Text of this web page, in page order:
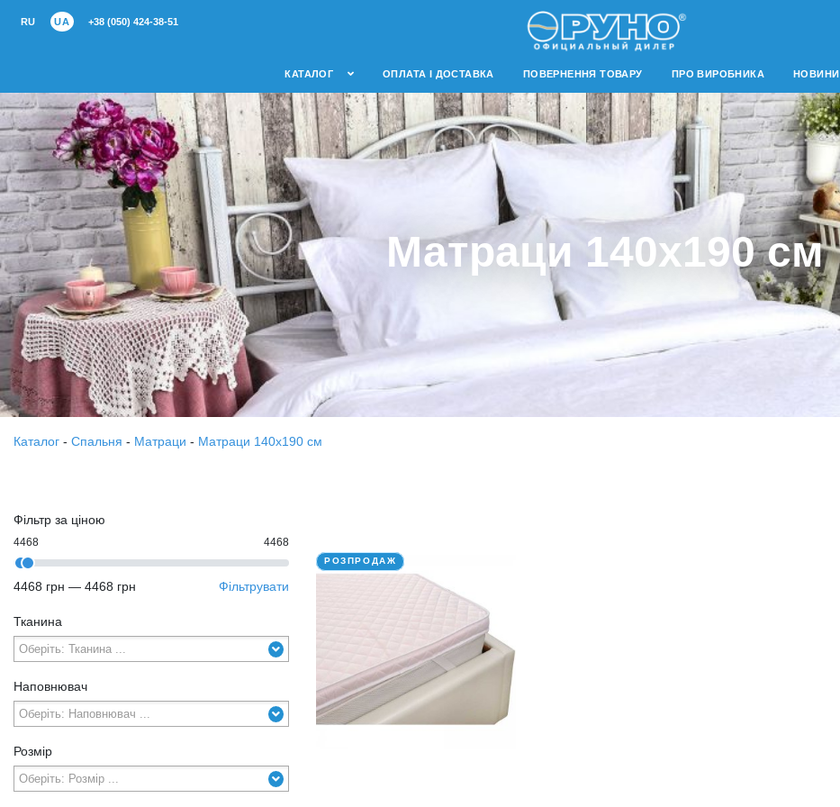
RU UA +38 (050) 424-38-51
КАТАЛОГ ОПЛАТА І ДОСТАВКА ПОВЕРНЕННЯ ТОВАРУ ПРО ВИРОБНИКА НОВИНИ
Матраци 140х190 см
Каталог - Спальня - Матраци - Матраци 140х190 см
Фільтр за ціною
4468 4468
4468 грн — 4468 грн Фільтрувати
Тканина
Наповнювач
Розмір
РОЗПРОДАЖ